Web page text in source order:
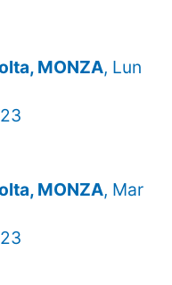
MONZA, Lun
MONZA, Mar